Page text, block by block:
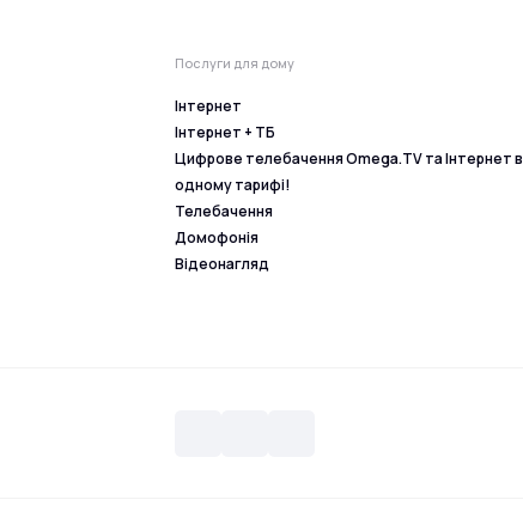
Послуги для дому
Інтернет
Інтернет + ТБ
Цифрове телебачення Omega.TV та Інтернет в
одному тарифі!
Телебачення
Домофонія
Відеонагляд